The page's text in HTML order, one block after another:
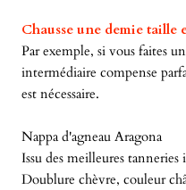
Chausse une demie taille
Par exemple, si vous faites
intermédiaire compense
est nécessaire.
Nappa d'agneau Aragona
Issu des meilleures tanneries
Doublure chèvre, couleur